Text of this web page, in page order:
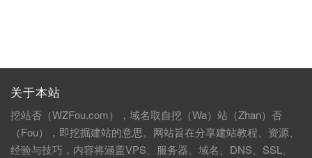
关于本站
挖站否（WZFou.com），域名取自挖（Wa）站（Zhan）否
（Fou），即挖掘建站的意思。网站旨在分享建站教程、资源、
经验与技巧，内容将涵盖VPS、服务器、域名、DNS、SSL、